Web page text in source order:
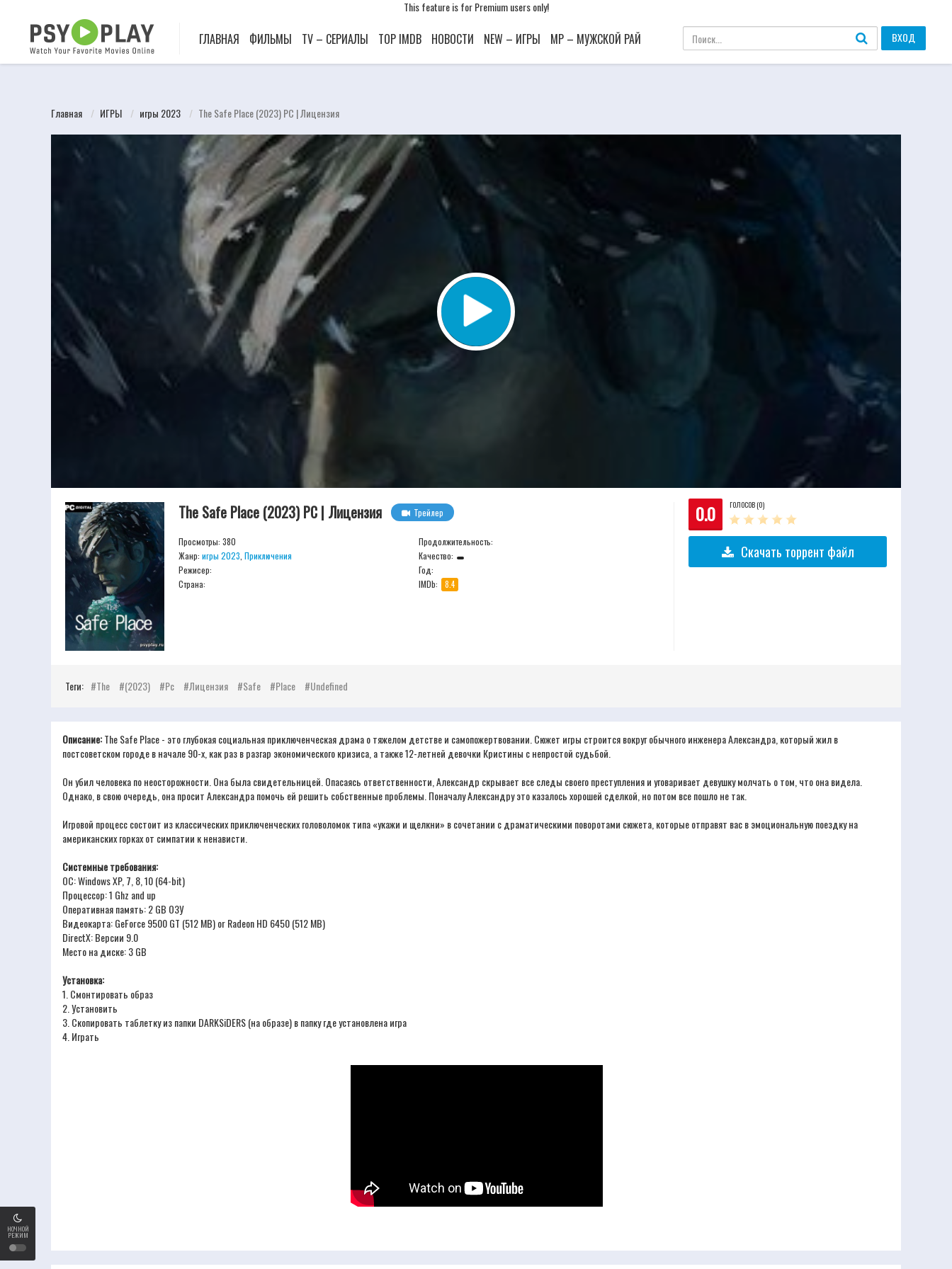
This feature is for Premium users only!
НОЧНОЙ
РЕЖИМ
This feature is for Premium users only!
ГЛАВНАЯ ФИЛЬМЫ TV – СЕРИАЛЫ TOP IMDB НОВОСТИ NEW – ИГРЫ MP – МУЖСКОЙ РАЙ ВХОД
Главная ИГРЫ игры 2023 The Safe Place (2023) PC | Лицензия
0.0 ГОЛОСОВ (0)
Скачать торрент файл
The Safe Place (2023) PC | Лицензия Трейлер
Просмотры: 380
Жанр: игры 2023 Приключения
Режисер:
Страна:
Продолжительность:
Качество:
Год:
IMDb:
8.4
Теги: The (2023) Pc Лицензия Safe Place Undefined
Описание:The Safe Place - это глубокая социальная приключенческая драма о тяжелом детстве и самопожертвовании. Сюжет игры строится вокруг обычного инженера Александра, который жил в
постсоветском городе в начале 90-х, как раз в разгар экономического кризиса, а также 12-летней девочки Кристины с непростой судьбой.
Он убил человека по неосторожности. Она была свидетельницей. Опасаясь ответственности, Александр скрывает все следы своего преступления и уговаривает девушку молчать о том, что она видела.
Однако, в свою очередь, она просит Александра помочь ей решить собственные проблемы. Поначалу Александру это казалось хорошей сделкой, но потом все пошло не так.
Игровой процесс состоит из классических приключенческих головоломок типа «укажи и щелкни» в сочетании с драматическими поворотами сюжета, которые отправят вас в эмоциональную поездку на
американских горках от симпатии к ненависти.
Системные требования:
ОС: Windows XP, 7, 8, 10 (64-bit)
Процессор: 1 Ghz and up
Оперативная память: 2 GB ОЗУ
Видеокарта: GeForce 9500 GT (512 MB) or Radeon HD 6450 (512 MB)
DirectX: Версии 9.0
Место на диске: 3 GB
Установка:
1. Смонтировать образ
2. Установить
3. Скопировать таблетку из папки DARKSiDERS (на образе) в папку где установлена игра
4. Играть